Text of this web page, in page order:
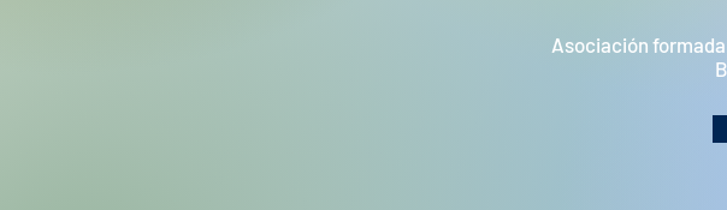
Asociación